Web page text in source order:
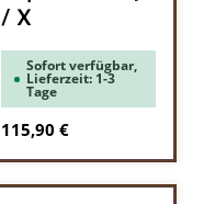
/ X
Sofort verfügbar,
Lieferzeit: 1-3
Tage
Regulärer Preis:
115,90 €